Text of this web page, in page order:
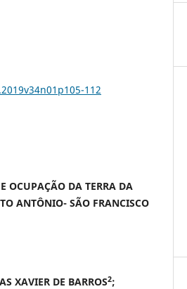
112
OCUPAÇÃO DA TERRA DA
ANTÔNIO- SÃO FRANCISCO
XAVIER DE BARROS2;